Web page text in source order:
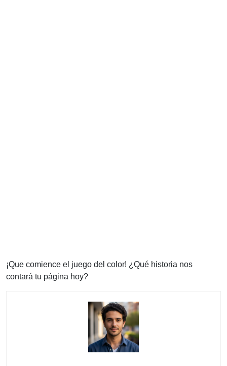
¡Que comience el juego del color! ¿Qué historia nos
contará tu página hoy?